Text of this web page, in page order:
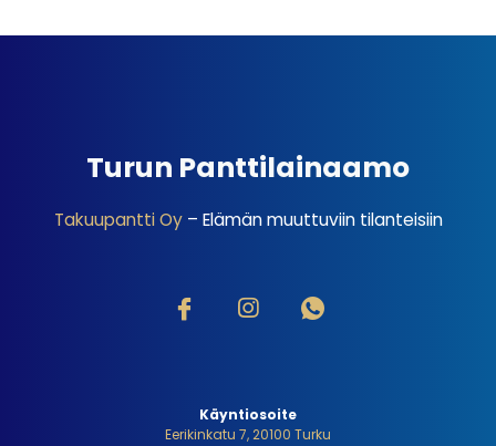
Turun Panttilainaamo
Takuupantti Oy– Elämän muuttuviin tilanteisiin
Käyntiosoite
Eerikinkatu 7, 20100 Turku